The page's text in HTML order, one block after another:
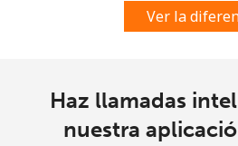
Ver la
Haz llamadas
nuestra